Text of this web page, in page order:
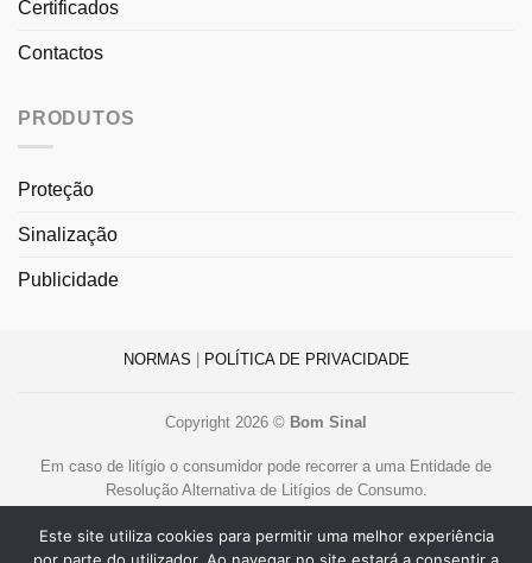
Certificados
Contactos
PRODUTOS
Proteção
Sinalização
Publicidade
NORMAS POLÍTICA DE PRIVACIDADE
Copyright 2026 © Bom Sinal
Em caso de litígio o consumidor pode recorrer a uma Entidade de
Resolução Alternativa de Litígios de Consumo.
www.centroarbitragemlisboa.pt.
Este site utiliza cookies para permitir uma melhor experiência